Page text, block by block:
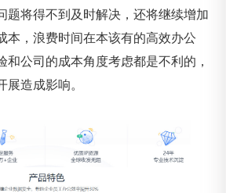
题将得不到及时解决，还将继续增加
本，浪费时间在本该有的高效办公
和公司的成本角度考虑都是不利的，
造成影响。